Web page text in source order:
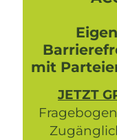
mit
JETZT